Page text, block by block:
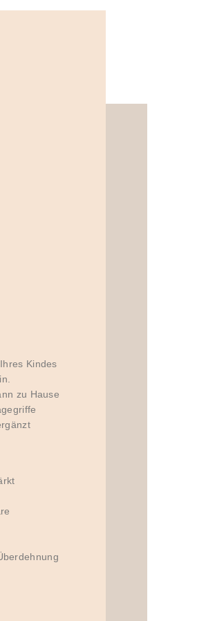
Kindes
zu Hause